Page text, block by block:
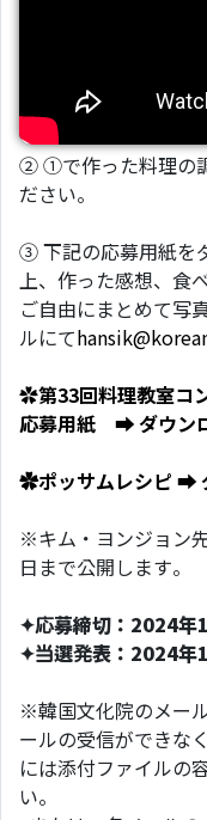
② ①で作った料理の
ださい。
③ 下記の応募用紙を
上、作った感想、食
ご自由にまとめて写
ルにて
✿第33回料理教室コ
応募用紙 ➡ ダウン
✿ポッサムレシピ ➡
※キム・ヨンジョン
日まで公開します。
✦応募締切：2024年
✦当選発表：2024年
※韓国文化院のメー
ールの受信ができな
には添付ファイルの
い。